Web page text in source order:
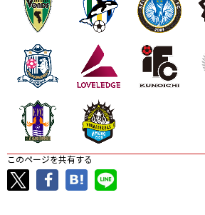
このページを共有する